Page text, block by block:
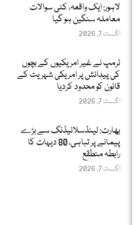
لاہور: ایک واقعہ، کئی سوالات
معاملہ سنگین ہو گیا
اگست 7, 2026
ٹرمپ نے غیر امریکیوں کے بچوں
کی پیدائش پر امریکی شہریت کے
قانون کو محدود کردیا
اگست 7, 2026
بھارت: لینڈسلائیڈنگ سے بڑے
پیمانے پر تباہی، 80 دیہات کا
رابطہ منطقع
اگست 7, 2026